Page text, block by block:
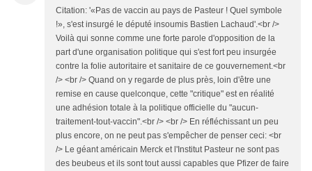
Citation: '«Pas de vaccin au pays de Pasteur ! Quel symbole
!», s'est insurgé le député insoumis Bastien Lachaud'.<br />
Voilà qui sonne comme une forte parole d'opposition de la
part d'une organisation politique qui s'est fort peu insurgée
contre la folie autoritaire et sanitaire de ce gouvernement.<br
/> <br /> Quand on y regarde de plus près, loin d'être une
remise en cause quelconque, cette "critique" est en réalité
une adhésion totale à la politique officielle du "aucun-
traitement-tout-vaccin".<br /> <br /> En réfléchissant un peu
plus encore, on ne peut pas s'empêcher de penser ceci: <br
/> Le géant américain Merck et l'Institut Pasteur ne sont pas
des beubeus et ils sont tout aussi capables que Pfizer de faire